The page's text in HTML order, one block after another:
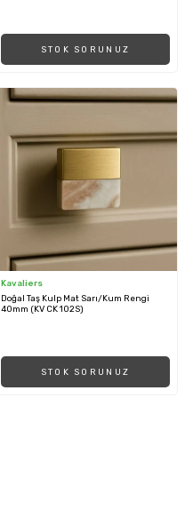
STOK SORUNUZ
Kavaliers
Doğal Taş Kulp Mat Sarı/Kum Rengi
40mm (KV CK 102S)
STOK SORUNUZ